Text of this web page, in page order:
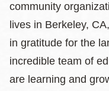
community
lives in Berkeley,
in gratitude for the
incredible team of
are learning and